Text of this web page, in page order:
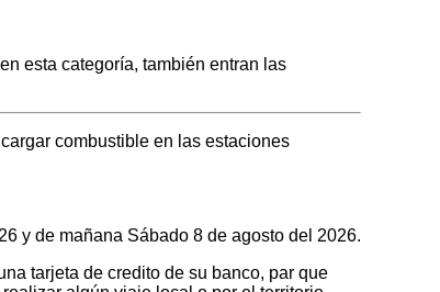
esta categoría, también entran las
combustible en las estaciones
y de mañana Sábado 8 de agosto del 2026.
tarjeta de credito de su banco, par que